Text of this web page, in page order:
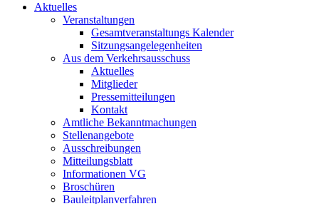
Aktuelles
Veranstaltungen
Gesamtveranstaltungs Kalender
Sitzungsangelegenheiten
Aus dem Verkehrsausschuss
Aktuelles
Mitglieder
Pressemitteilungen
Kontakt
Amtliche Bekanntmachungen
Stellenangebote
Ausschreibungen
Mitteilungsblatt
Informationen VG
Broschüren
Bauleitplanverfahren